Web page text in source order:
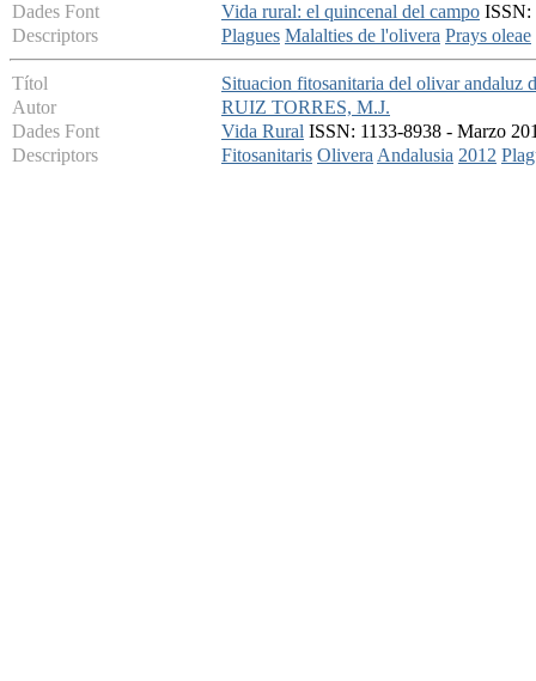
Dades Font
Vida rural: el quincenal del campo ISSN:
Descriptors
Plagues Malalties de l'olivera Prays oleae
Títol
Situacion fitosanitaria del olivar andaluz
Autor
RUIZ TORRES, M.J.
Dades Font
Vida Rural ISSN: 1133-8938 - Marzo
Descriptors
Fitosanitaris OliveraAndalusia 2012